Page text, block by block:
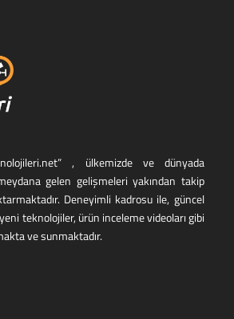
, ülkemizde ve dünyada
gelen gelişmeleri yakından takip
Deneyimli kadrosu ile, güncel
teknolojiler, ürün inceleme videoları gibi
ve sunmaktadır.